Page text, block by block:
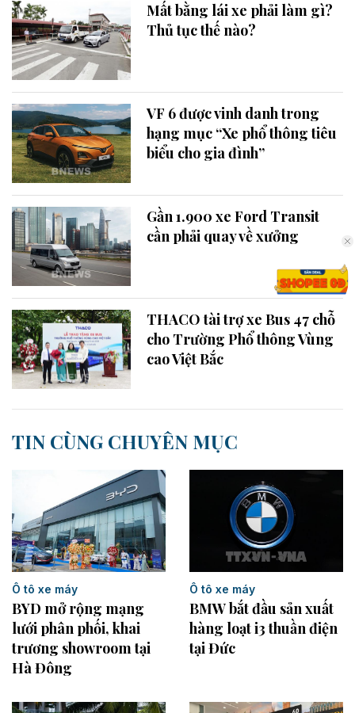
Mất bằng lái xe phải làm gì?
Thủ tục thế nào?
VF 6 được vinh danh trong
hạng mục “Xe phổ thông tiêu
biểu cho gia đình”
Gần 1.900 xe Ford Transit
cần phải quay về xưởng
THACO tài trợ xe Bus 47 chỗ
cho Trường Phổ thông Vùng
cao Việt Bắc
TIN CÙNG CHUYÊN MỤC
Ô tô xe máy
BYD mở rộng mạng
lưới phân phối, khai
trương showroom tại
Hà Đông
Ô tô xe máy
BMW bắt đầu sản xuất
hàng loạt i3 thuần điện
tại Đức